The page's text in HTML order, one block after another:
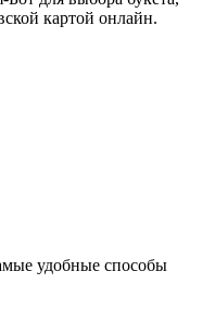
картой онлайн.
удобные способы